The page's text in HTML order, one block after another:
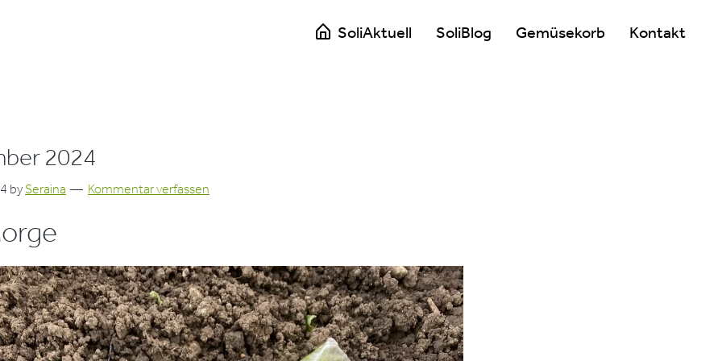
SoliAktuell SoliBlog Gemüsekorb Kontakt
2024
by Seraina Kommentar verfassen